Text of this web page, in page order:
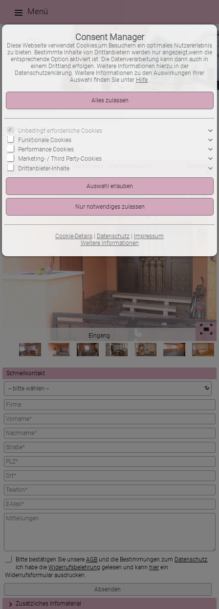
Menü
Exposé
Objekt 10 von 33
Nächstes Objekt
Vorheriges Objekt
Zurück zur Übersicht
Ludwigshafen am Rhein: Geräumiges 1-Familienhaus in
Ludwigshafen-Edigheim
Objekt-Nr.:
verkauft
Eingang
Schnellkontakt
Bitte bestätigen Sie unsereAGB und die Bestimmungen zum Datenschutz
Ich habe dieWiderrufsbelehrung gelesen und kann hier ein
Widerrufsformular ausdrucken.
Zusätzliches Infomaterial
Consent Manager
Diese Webseite verwendet Cookies,um Besuchern ein optimales Nutzererlebnis
zu bieten. Bestimmte Inhalte von Drittanbietern werden nur angezeigt,wenn die
entsprechende Option aktiviert ist. Die Datenverarbeitung kann dann auch in
einem Drittland erfolgen. Weitere Informationen hierzu in der
Datenschutzerklärung. Weitere Informationen zu den Auswirkungen Ihrer
Auswahl finden Sie unter Hilfe
Unbedingt erforderliche Cookies
Funktionale Cookies
Performance Cookies
Marketing- / Third Party-Cookies
Drittanbieter-Inhalte
Cookie-Details | Datenschutz | Impressum
Weitere Informationen